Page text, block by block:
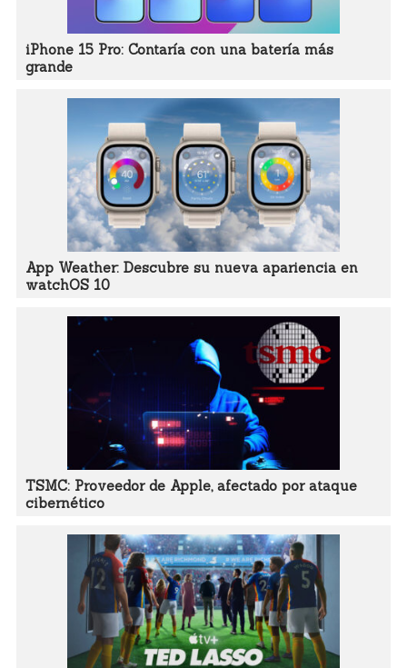
iPhone 15 Pro: Contaría con una batería más
grande
App Weather: Descubre su nueva apariencia en
watchOS 10
TSMC: Proveedor de Apple, afectado por ataque
cibernético